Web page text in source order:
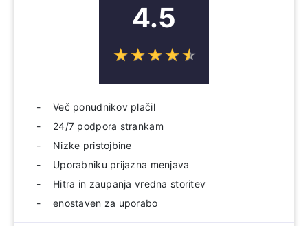
4.5
☆☆☆☆☆
★★★★★
Več ponudnikov plačil
24/7 podpora strankam
Nizke pristojbine
Uporabniku prijazna menjava
Hitra in zaupanja vredna storitev
enostaven za uporabo